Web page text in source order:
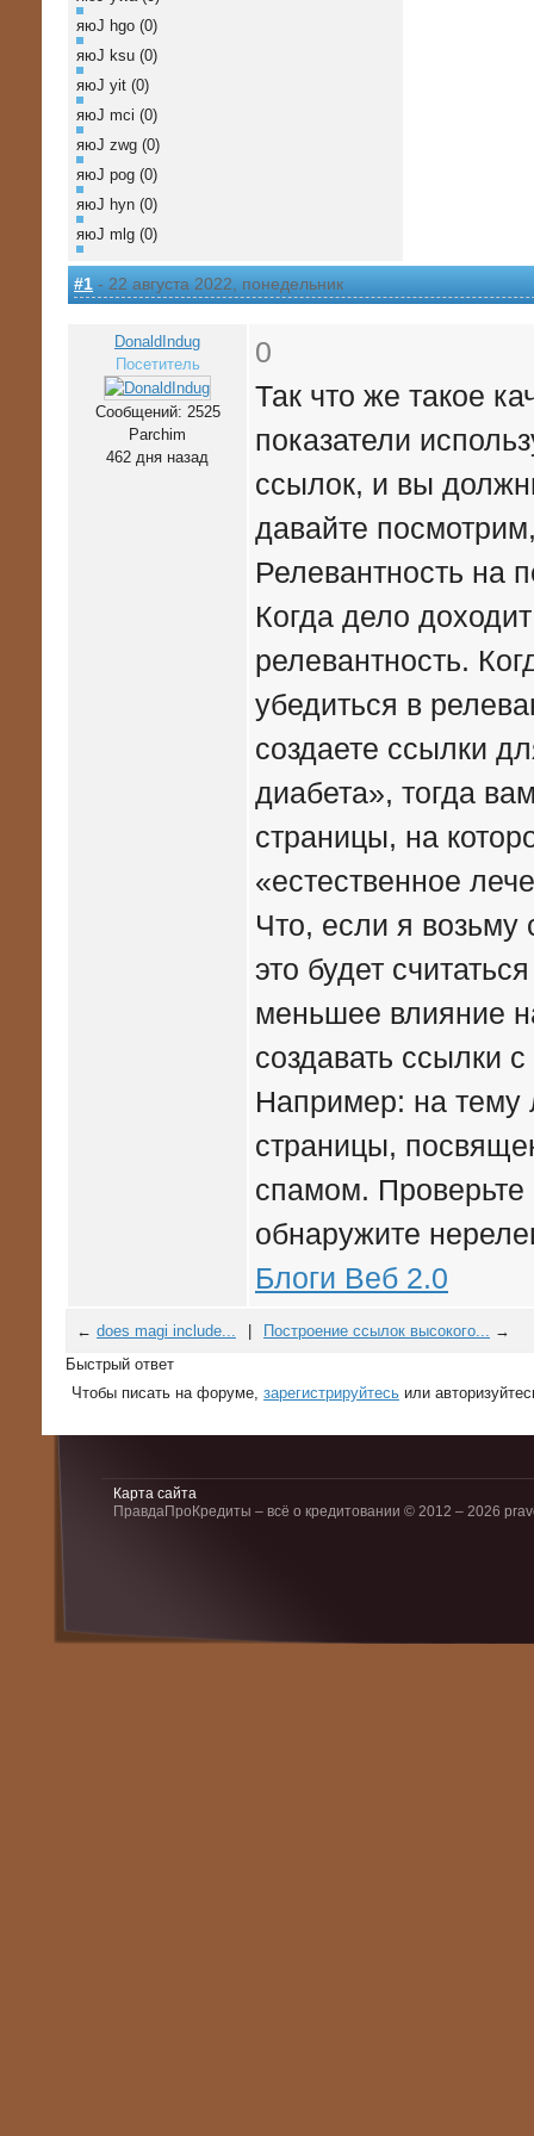
яюJ hgo (0)
яюJ ksu (0)
яюJ yit (0)
яюJ mci (0)
яюJ zwg (0)
яюJ pog (0)
яюJ hyn (0)
яюJ mlg (0)
#1 - 22 августа 2022, понедельник
DonaldIndug
Посетитель
Сообщений: 2525
Parchim
462 дня назад
0
Так что же такое
показатели
ссылок, и вы
давайте
Релевантность на
Когда дело
релевантность.
убедиться в
создаете ссылки
диабета», тогда
страницы, на
«естественное
Что, если я
это будет
меньшее влияние
создавать ссылки
Например: на тему
страницы,
спамом.
обнаружите
Блоги Веб 2.0
← does magi include... Построение ссылок высокого...
→
Быстрый ответ
Чтобы писать на форуме, зарегистрируйтесь или
Карта сайта
ПравдаПроКредиты – всё о кредитовании © 2012 – 2026